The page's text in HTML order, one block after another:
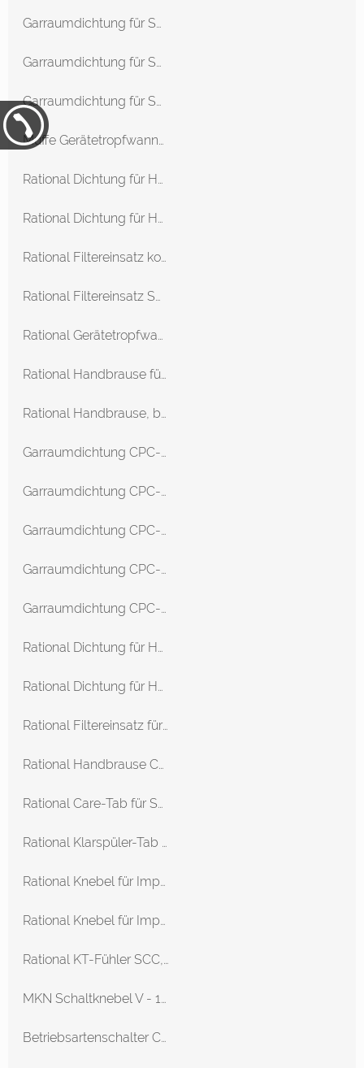
Garraumdichtung für SCC Linie 202 ab 04/2004
Garraumdichtung für SCC Linie 61 ab 04/2004
Garraumdichtung für SCC Linie 62 ab 04/2004
Muffe Gerätetropfwanne SCC, CM 61-102 Ab 04/2004
Rational Dichtung für HGW SCC, CM 201 ab 04/2004
Rational Dichtung für HGW SCC, CM 202 ab 04/2004
Rational Filtereinsatz komplett für SCC WE/CM P 61-202 ab 09/2011
Rational Filtereinsatz SCC Linie ab 04/2004
Rational Gerätetropfwanne SCC, CM 61/101 ab 04/2004
Rational Handbrause für SCC/CM 61-202 ab 04/2004
Rational Handbrause, blau für SCC WE + CM P ab 09/2011
Garraumdichtung CPC-Linie 101 Ab 06/97
Garraumdichtung CPC-Linie 102 Ab 06/97
Garraumdichtung CPC-Linie 201 Ab 06/97
Garraumdichtung CPC-Linie 202 Ab 06/97
Garraumdichtung CPC-Linie 61 Ab 06/97
Rational Dichtung für HGW CPC-Linie 201 Ab 06/97
Rational Dichtung für HGW CPC-Linie 202 Ab 06/97
Rational Filtereinsatz für CPC-Linie 61-202 ab 06/97
Rational Handbrause C-Linie/CPC-Linie 61-202 ab 05/93
Rational Care-Tab für SelfCookingCenter mit Efficient CareControl
Rational Klarspüler-Tab für SelfCookingCenter
Rational Knebel für Impulsgeber für SCC_WE
Rational Knebel für Impulsgeber SCC Linie SCC 61-202 Ab 04/04
Rational KT-Fühler SCC, SCC_WE 61-102 ab 04/2004
MKN Schaltknebel V - 110 °C
Betriebsartenschalter CPC-Linie CD